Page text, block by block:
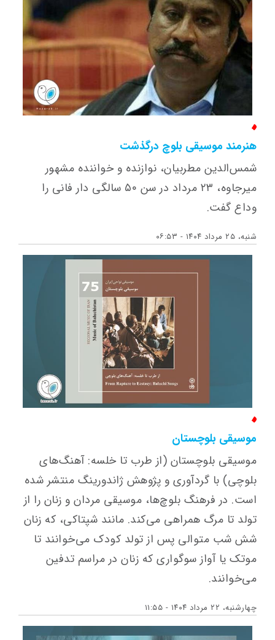
هنرمند موسیقی بلوچ درگذشت
شمس‌الدین مطربیان، نوازنده و خواننده مشهور
میرجاوه، ۲۳ مرداد در سن ۵۰ سالگی دار فانی را
وداع گفت.
شنبه، ۲۵ مرداد ۱۴۰۴ - ۰۶:۵۳
موسیقی بلوچستان
موسیقی بلوچستان (از طرب تا خلسه: آهنگ‌های
بلوچی) با گردآوری و پژوهش ژاندورینگ منتشر شده
است. در فرهنگ بلوچ‌ها، موسیقی مردان و زنان را از
تولد تا مرگ همراهی می‌کند. مانند شپتاکی، که زنان
شش شب متوالی پس از تولد کودک می‌خوانند تا
موتک یا آواز سوگواری که زنان در مراسم تدفین
می‌خوانند.
چهارشنبه، ۲۲ مرداد ۱۴۰۴ - ۱۱:۵۵